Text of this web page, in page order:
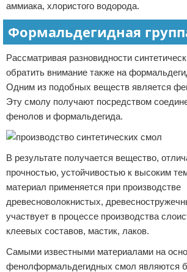
аммиака, хлористого водорода.
Формальдегидная
Рассматривая разновидности
обратить внимание также на
Одним из подобных веществ является
Эту смолу получают посредством
фенолов и формальдегида.
В результате получается вещество,
прочностью, устойчивостью к высоким
материал применяется при производстве
древесноволокнистых,
участвует в процессе производства
клеевых составов, мастик, лаков.
Самыми известными материалами на
фенолформальдегидных смол являются